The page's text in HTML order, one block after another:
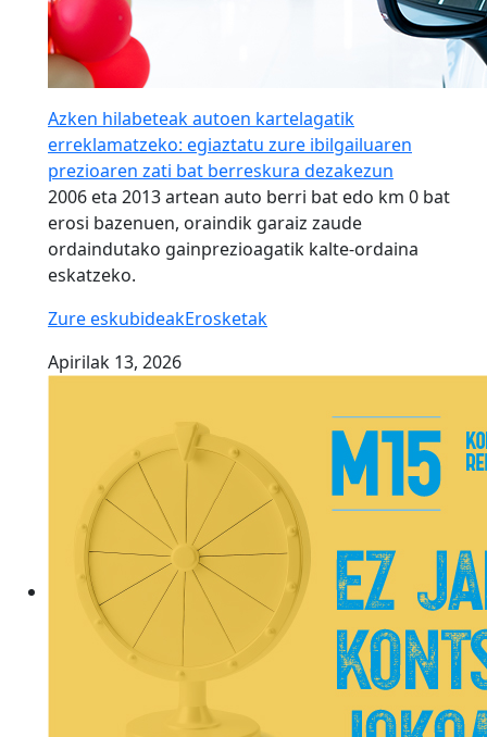
Azken hilabeteak autoen kartelagatik
erreklamatzeko: egiaztatu zure ibilgailuaren
prezioaren zati bat berreskura dezakezun
2006 eta 2013 artean auto berri bat edo km 0 bat
erosi bazenuen, oraindik garaiz zaude
ordaindutako gainprezioagatik kalte-ordaina
eskatzeko.
Zure eskubideakErosketak
Apirilak 13, 2026